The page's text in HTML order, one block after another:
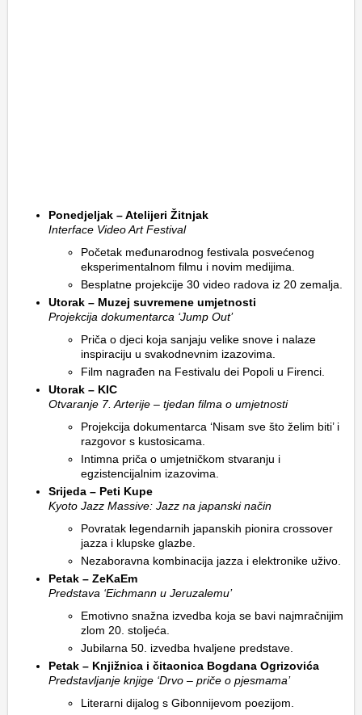
Ponedjeljak – Atelijeri Žitnjak
Interface Video Art Festival
Početak međunarodnog festivala posvećenog
eksperimentalnom filmu i novim medijima.
Besplatne projekcije 30 video radova iz 20 zemalja.
Utorak – Muzej suvremene umjetnosti
Projekcija dokumentarca ‘Jump Out’
Priča o djeci koja sanjaju velike snove i nalaze
inspiraciju u svakodnevnim izazovima.
Film nagrađen na Festivalu dei Popoli u Firenci.
Utorak – KIC
Otvaranje 7. Arterije – tjedan filma o umjetnosti
Projekcija dokumentarca ‘Nisam sve što želim biti’ i
razgovor s kustosicama.
Intimna priča o umjetničkom stvaranju i
egzistencijalnim izazovima.
Srijeda – Peti Kupe
Kyoto Jazz Massive: Jazz na japanski način
Povratak legendarnih japanskih pionira crossover
jazza i klupske glazbe.
Nezaboravna kombinacija jazza i elektronike uživo.
Petak – ZeKaEm
Predstava ‘Eichmann u Jeruzalemu’
Emotivno snažna izvedba koja se bavi najmračnijim
zlom 20. stoljeća.
Jubilarna 50. izvedba hvaljene predstave.
Petak – Knjižnica i čitaonica Bogdana Ogrizovića
Predstavljanje knjige ‘Drvo – priče o pjesmama’
Literarni dijalog s Gibonnijevom poezijom.